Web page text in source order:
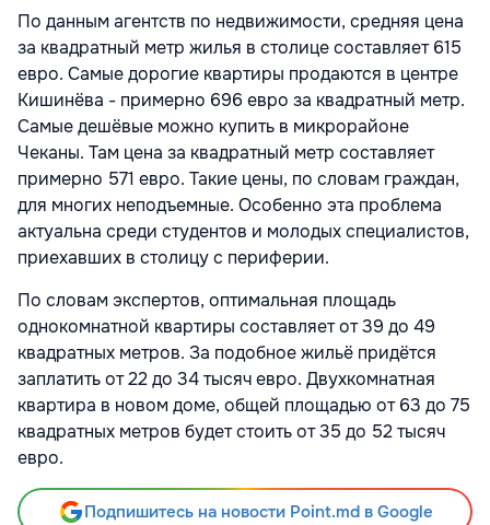
По данным агентств по недвижимости, средняя цена
за квадратный метр жилья в столице составляет 615
евро. Самые дорогие квартиры продаются в центре
Кишинёва - примерно 696 евро за квадратный метр.
Самые дешёвые можно купить в микрорайоне
Чеканы. Там цена за квадратный метр составляет
примерно 571 евро. Такие цены, по словам граждан,
для многих неподъемные. Особенно эта проблема
актуальна среди студентов и молодых специалистов,
приехавших в столицу с периферии.
По словам экспертов, оптимальная площадь
однокомнатной квартиры составляет от 39 до 49
квадратных метров. За подобное жильё придётся
заплатить от 22 до 34 тысяч евро. Двухкомнатная
квартира в новом доме, общей площадью от 63 до 75
квадратных метров будет стоить от 35 до 52 тысяч
евро.
Подпишитесь на новости Point.md в Google